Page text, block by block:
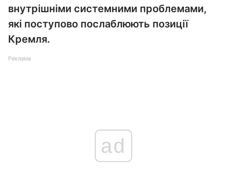
внутрішніми системними проблемами,
які поступово послаблюють позиції
Кремля.
Реклама
ad